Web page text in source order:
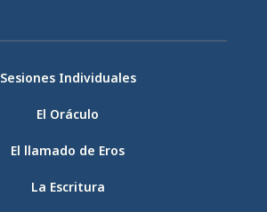
Sesiones Individuales
El Oráculo
El llamado de Eros
La Escritura